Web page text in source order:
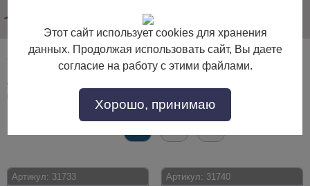
Столы на четырех ножках
Столы на четырех ножках по выгодной цене. Покупайте в интернет-
Артикул: 31733 Артикул: 31740
Этот сайт использует cookies для хранения
данных. Продолжая использовать сайт, Вы даете
согласие на работу с этими файлами.
Хорошо, принимаю